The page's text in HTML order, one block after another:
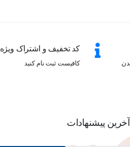
کد تخفیف و اشتراک ویژه
کافیست ثبت نام کنید
پیشنهادات